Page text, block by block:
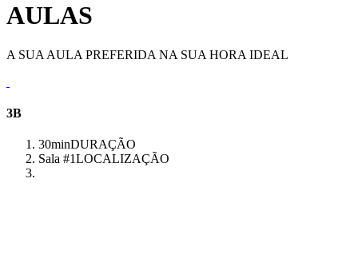
AULAS
A SUA AULA PREFERIDA NA SUA HORA IDEAL
3B
30minDURAÇÃO
Sala #1LOCALIZAÇÃO